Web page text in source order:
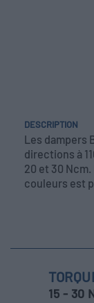
DESCRIPTION
Les dampers
directions à
20 et 30
couleurs est
15 - 30